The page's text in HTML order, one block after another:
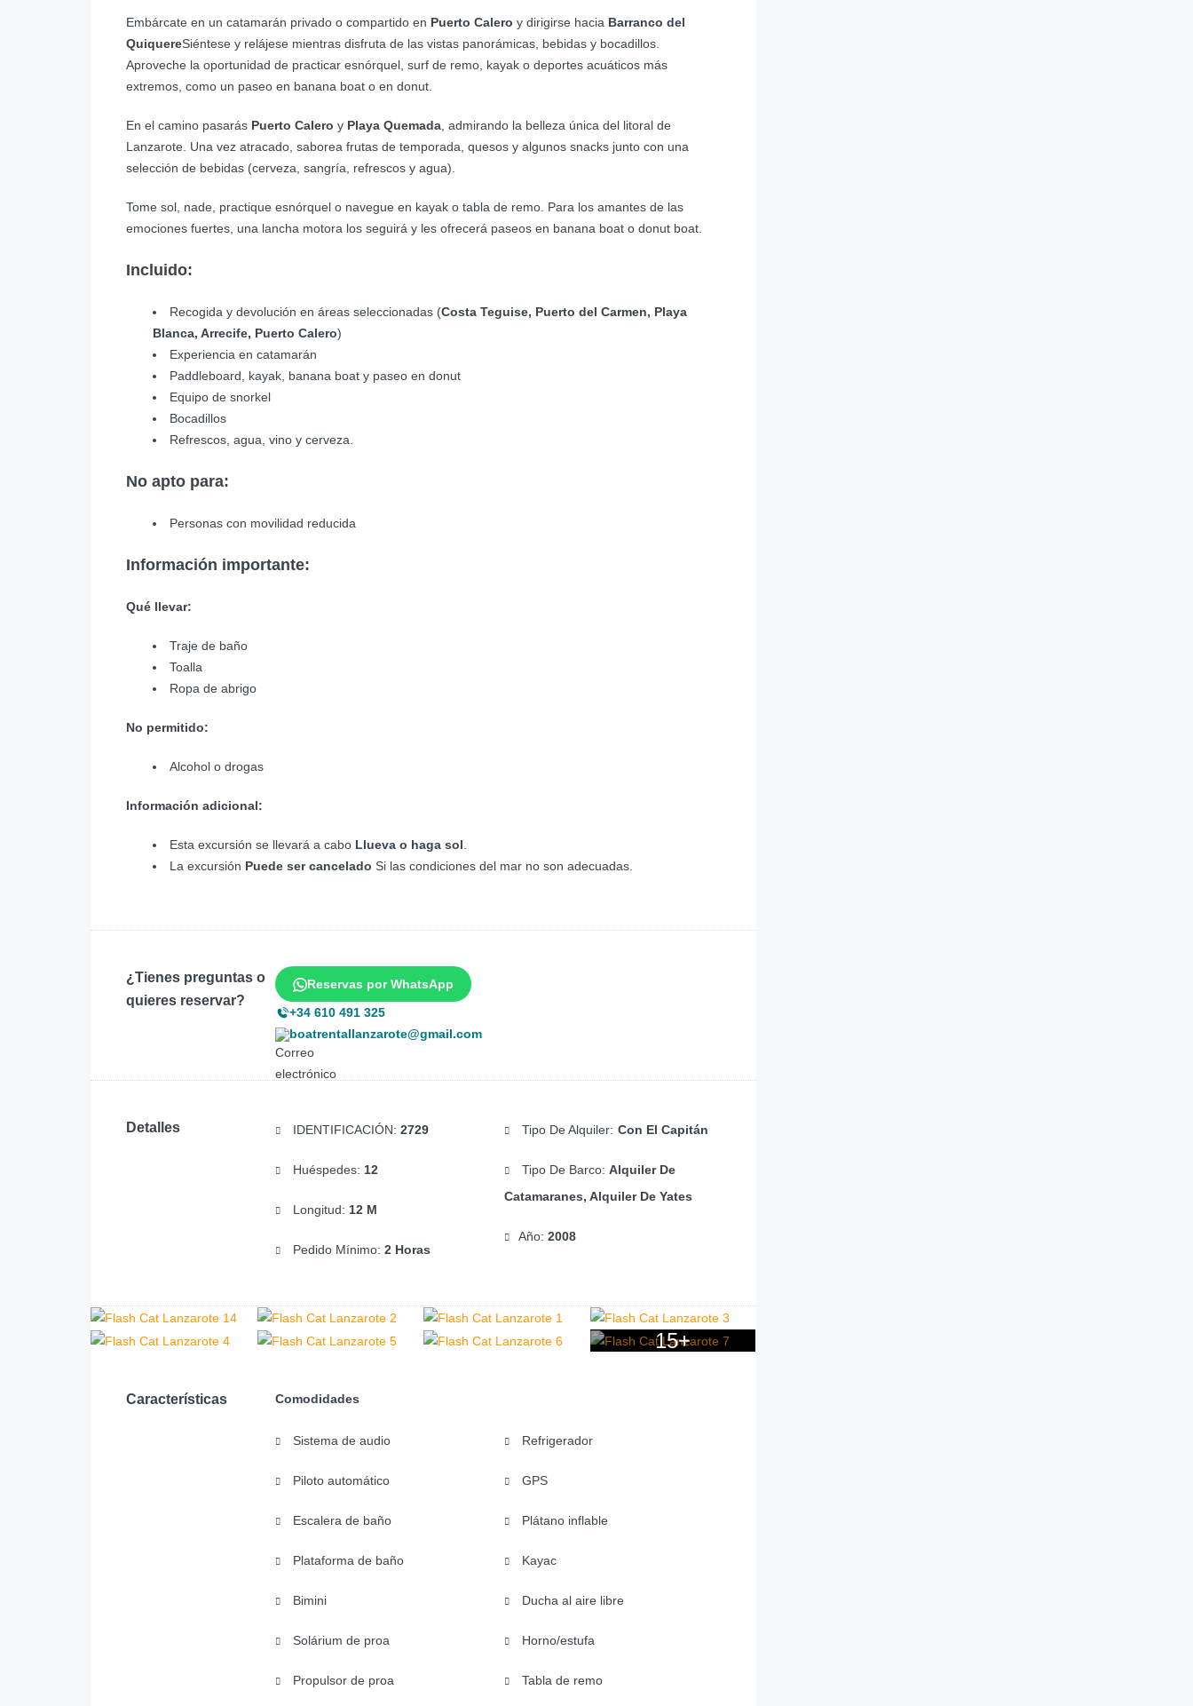
Embárcate en un catamarán privado o compartido en Puerto Calero y dirigirse hacia Barranco del
QuiquereSiéntese y relájese mientras disfruta de las vistas panorámicas, bebidas y bocadillos.
Aproveche la oportunidad de practicar esnórquel, surf de remo, kayak o deportes acuáticos más
extremos, como un paseo en banana boat o en donut.
En el camino pasarás Puerto Calero y Playa Quemada, admirando la belleza única del litoral de
Lanzarote. Una vez atracado, saborea frutas de temporada, quesos y algunos snacks junto con una
selección de bebidas (cerveza, sangría, refrescos y agua).
Tome sol, nade, practique esnórquel o navegue en kayak o tabla de remo. Para los amantes de las
emociones fuertes, una lancha motora los seguirá y les ofrecerá paseos en banana boat o donut boat.
Incluido:
Recogida y devolución en áreas seleccionadas (Costa Teguise, Puerto del Carmen, Playa
Blanca, Arrecife, Puerto Calero)
Experiencia en catamarán
Paddleboard, kayak, banana boat y paseo en donut
Equipo de snorkel
Bocadillos
Refrescos, agua, vino y cerveza.
No apto para:
Personas con movilidad reducida
Información importante:
Qué llevar:
Traje de baño
Toalla
Ropa de abrigo
No permitido:
Alcohol o drogas
Información adicional:
Esta excursión se llevará a cabo Llueva o haga sol.
La excursión Puede ser cancelado Si las condiciones del mar no son adecuadas.
¿Tienes preguntas o
quieres reservar?
Reservas por WhatsApp
+34 610 491 325
boatrentallanzarote@gmail.com
Detalles IDENTIFICACIÓN: 2729
Huéspedes: 12
Longitud: 12 M
Pedido Mínimo: 2 Horas
Tipo De Alquiler: Con El Capitán
Tipo De Barco: Alquiler De
Catamaranes, Alquiler De Yates
Año: 2008
15+
Características Comodidades
Sistema de audio
Piloto automático
Escalera de baño
Plataforma de baño
Bimini
Solárium de proa
Propulsor de proa
Refrigerador
GPS
Plátano inflable
Kayac
Ducha al aire libre
Horno/estufa
Tabla de remo